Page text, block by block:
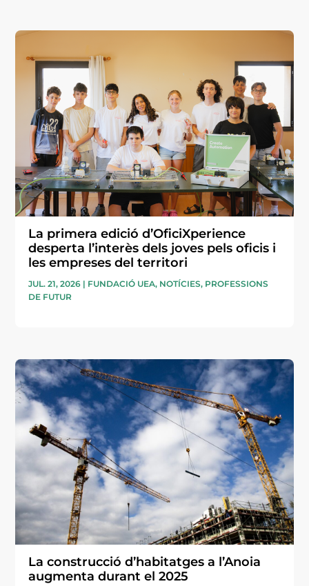
La primera edició d’OficiXperience
desperta l’interès dels joves pels oficis i
les empreses del territori
JUL. 21, 2026 | FUNDACIÓ UEA, NOTÍCIES, PROFESSIONS
DE FUTUR
La construcció d’habitatges a l’Anoia
augmenta durant el 2025